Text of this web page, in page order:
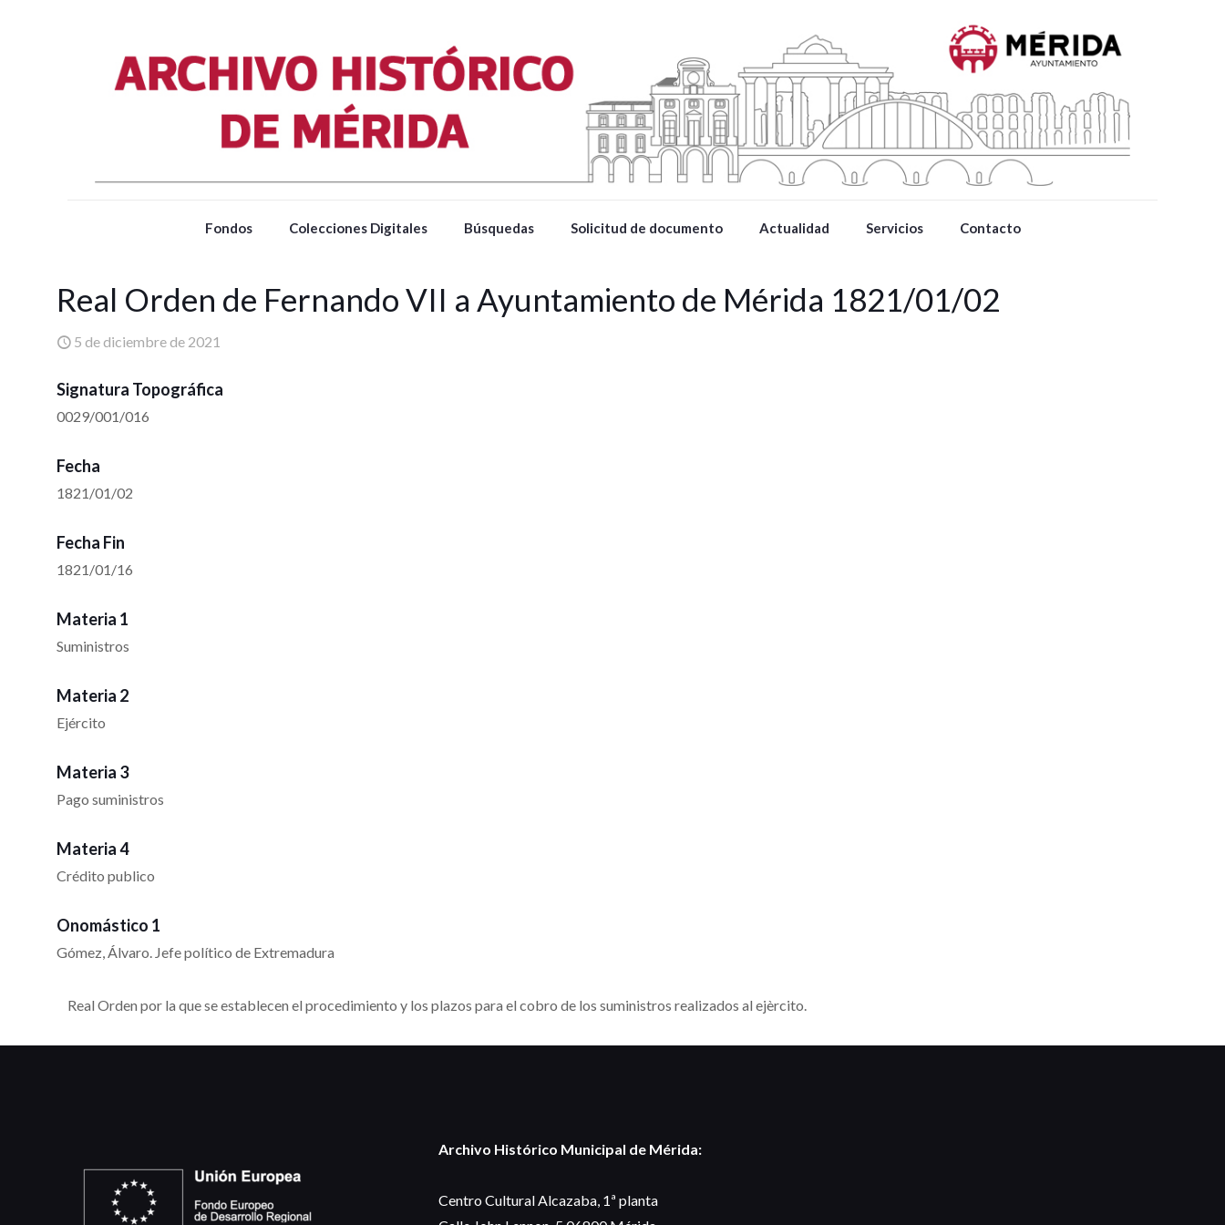
Fondos Colecciones Digitales Búsquedas Solicitud de documento Actualidad Servicios Contacto
Real Orden de Fernando VII a Ayuntamiento de Mérida 1821/01/02
5 de diciembre de 2021
Signatura Topográfica
0029/001/016
Fecha
1821/01/02
Fecha Fin
1821/01/16
Materia 1
Suministros
Materia 2
Ejército
Materia 3
Pago suministros
Materia 4
Crédito publico
Onomástico 1
Gómez, Álvaro. Jefe político de Extremadura
Real Orden por la que se establecen el procedimiento y los plazos para el cobro de los suministros realizados al ejèrcito.
Archivo Histórico Municipal de Mérida:
Centro Cultural Alcazaba, 1ª planta